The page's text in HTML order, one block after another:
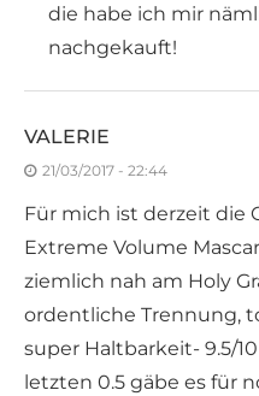
die habe ich mir
nachgekauft!
VALERIE
21/03/2017 - 22:44
Für mich ist derzeit die
Extreme Volume
ziemlich nah am Holy
ordentliche Trennung,
super Haltbarkeit- 9.5/
letzten 0.5 gäbe es für